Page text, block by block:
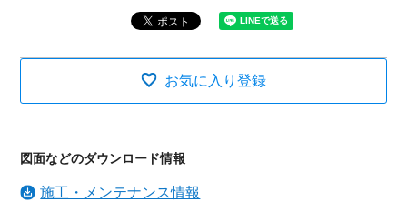
お気に入り登録
図面などのダウンロード情報
施工・メンテナンス情報